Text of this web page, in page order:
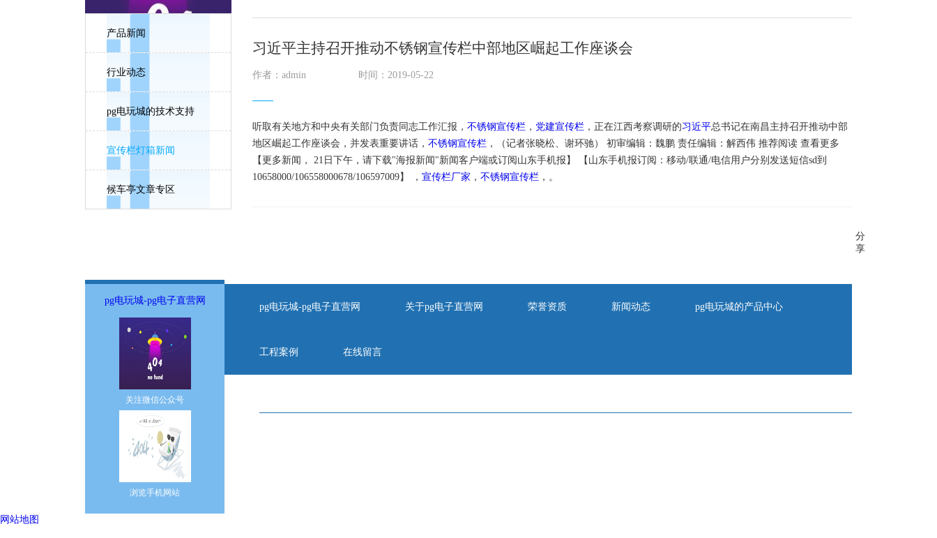
产品新闻
行业动态
pg电玩城的技术支持
宣传栏灯箱新闻
候车亭文章专区
习近平主持召开推动不锈钢宣传栏中部地区崛起工作座谈会
作者：admin 时间：2019-05-22
听取有关地方和中央有关部门负责同志工作汇报， 不锈钢宣传栏 ， 党建宣传栏 ，正在江西考察调研的习近平总书记在南昌主持召开推动中部
地区崛起工作座谈会，并发表重要讲话， 不锈钢宣传栏 ，（记者张晓松、谢环驰） 初审编辑：魏鹏 责任编辑：解西伟 推荐阅读 查看更多
【更多新闻， 21日下午，请下载"海报新闻"新闻客户端或订阅山东手机报】 【山东手机报订阅：移动/联通/电信用户分别发送短信sd到
10658000/106558000678/106597009】 ， 宣传栏厂家 ， 不锈钢宣传栏 ，。
分
享
pg电玩城-pg电子直营网
关注微信公众号
浏览手机网站
pg电玩城-pg电子直营网 关于pg电子直营网 荣誉资质 新闻动态 pg电玩城的产品中心
工程案例 在线留言
网站地图